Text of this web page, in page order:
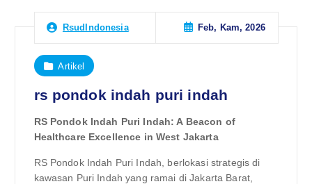
RsudIndonesia Feb, Kam, 2026
Artikel
rs pondok indah puri indah
RS Pondok Indah Puri Indah: A Beacon of
Healthcare Excellence in West Jakarta
RS Pondok Indah Puri Indah, berlokasi strategis di
kawasan Puri Indah yang ramai di Jakarta Barat,